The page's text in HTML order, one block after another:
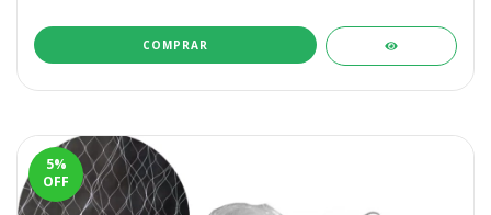
COMPRAR
5%
OFF